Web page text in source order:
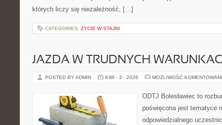
których liczy się niezależność, […]
CATEGORIES: ŻYCIE W STAJNI
JAZDA W TRUDNYCH
POSTED BY ADMIN KWI - 3 - 2026 MOŻLIWOŚĆ
ODTJ Bolesławiec to
poświęcona jest tematyce
odpowiedzialnego